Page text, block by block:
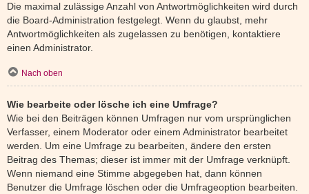
Die maximal zulässige Anzahl von Antwortmöglichkeiten wird durch
die Board-Administration festgelegt. Wenn du glaubst, mehr
Antwortmöglichkeiten als zugelassen zu benötigen, kontaktiere
einen Administrator.
Nach oben
Wie bearbeite oder lösche ich eine Umfrage?
Wie bei den Beiträgen können Umfragen nur vom ursprünglichen
Verfasser, einem Moderator oder einem Administrator bearbeitet
werden. Um eine Umfrage zu bearbeiten, ändere den ersten
Beitrag des Themas; dieser ist immer mit der Umfrage verknüpft.
Wenn niemand eine Stimme abgegeben hat, dann können
Benutzer die Umfrage löschen oder die Umfrageoption bearbeiten.